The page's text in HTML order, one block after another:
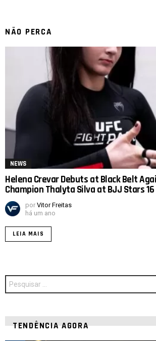
NÃO PERCA
NEWS
Helena Crevar Debuts at Black Belt
Champion Thalyta Silva at BJJ Stars 16
por Vitor Freitas
há um ano
LEIA MAIS
Procurar
por:
TENDÊNCIA AGORA